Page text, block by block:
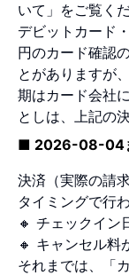
いて」をご覧くだ
デビットカード
円のカード確認
とがありますが
期はカード会社
としは、上記の
■ 2026-08-04
決済（実際の請
タイミングで行
🔸 チェックイン
🔸 キャンセル料
それまでは、「